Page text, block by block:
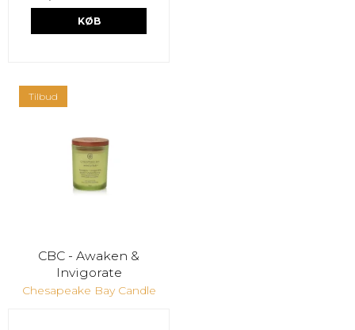
KØB
Tilbud
CBC - Awaken &
Invigorate
Chesapeake Bay Candle